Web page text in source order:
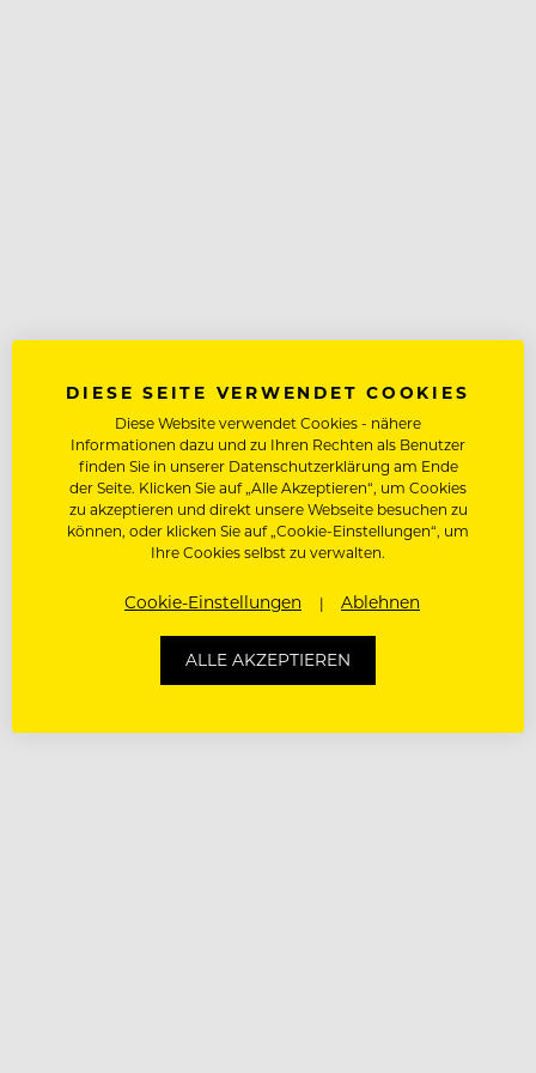
DIESE SEITE VERWENDET COOKIES
Diese Website verwendet Cookies - nähere
Informationen dazu und zu Ihren Rechten als Benutzer
finden Sie in unserer Datenschutzerklärung am Ende
der Seite. Klicken Sie auf „Alle Akzeptieren“, um Cookies
zu akzeptieren und direkt unsere Webseite besuchen zu
können, oder klicken Sie auf „Cookie-Einstellungen“, um
Ihre Cookies selbst zu verwalten.
Cookie-Einstellungen Ablehnen
ALLE AKZEPTIEREN